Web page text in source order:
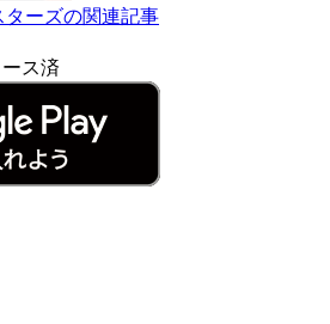
ーズの関連記事
ース済